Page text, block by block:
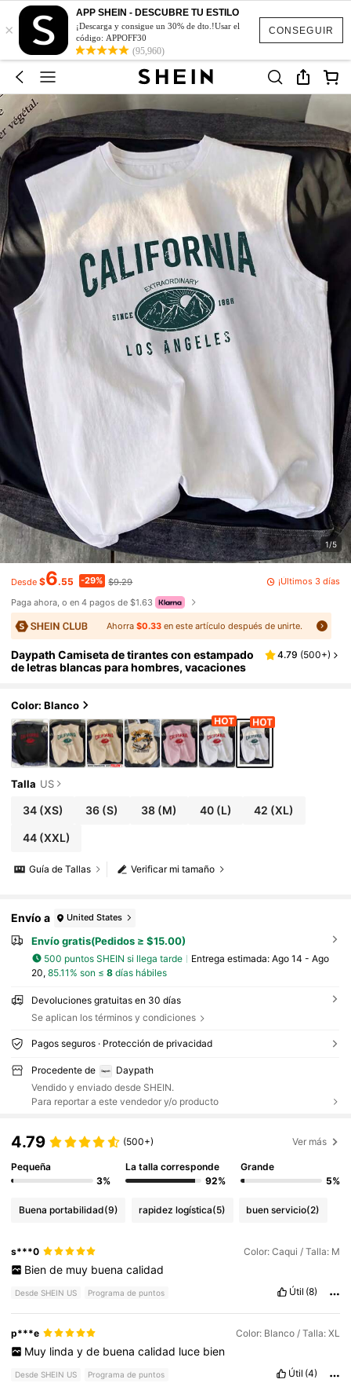
CONSEGUIR
×
APP SHEIN - DESCUBRE TU ESTILO
¡Descarga y consigue un 30% de dto.!Usar el
código: APPOFF30
(95,960)
1/5
Desde $6.55 -29% $9.29
¡Últimos 3 días
Paga ahora, o en 4 pagos de $1.63
Ahorra $0.33en este artículo después de unirte.
Daypath Camiseta de tirantes con estampado
de letras blancas para hombres, vacaciones
4.79 (500+)
Color: Blanco
Talla US
34(XS) 36 (S) 38(M) 40(L) 42 (XL)
44(XXL)
Verificar mi tamaño
Guía de Tallas
Envío a United States
Envío gratis(Pedidos ≥ $15.00)
500 puntos SHEIN si llega tarde Entrega estimada: Ago 14 - Ago
20, 85.11% son ≤ 8días hábiles
Devoluciones gratuitas en 30 días
Se aplican los términos y condiciones
Pagos seguros · Protección de privacidad
Procedente de
Daypath
Vendido y enviado desde SHEIN.
Para reportar a este vendedor y/o producto
4.79 (500+) Ver más
Pequeña
3%
La talla corresponde
92%
Grande
5%
Buena portabilidad(9) rapidez logística(5) buen servicio(2)
s***0 Color: Caqui / Talla: M
Bien de muy buena calidad
Desde SHEIN US Programa de puntos Útil (8)
p***e Color: Blanco / Talla: XL
Muy linda y de buena calidad luce bien
Desde SHEIN US Programa de puntos Útil (4)